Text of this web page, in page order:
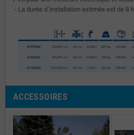
- La durée d`installation estimée est de 8
ACCESSOIRES